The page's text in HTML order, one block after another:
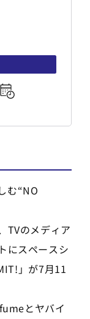
む“NO
TVのメディア
にスペースシ
」が7月11
とヤバイ